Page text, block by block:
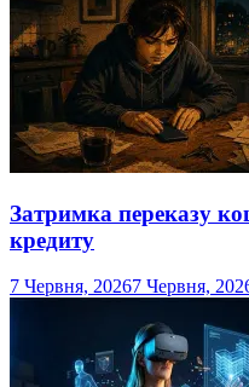
Затримка переказу
кредиту
7 Червня, 20267 Червня,